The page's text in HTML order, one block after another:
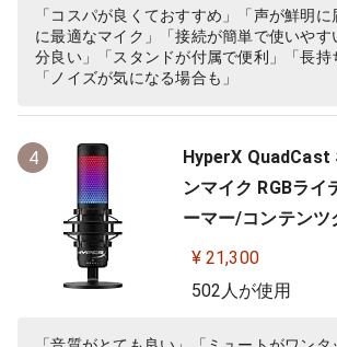
「コスパが良くておすすめ」「声が鮮明
に最適なマイク」「接続が簡単で使いやす
分良い」「スタンドが付属で便利」「長持
「ノイズが気になる場合も」
4
HyperX QuadCast
ンマイク RGBライ
ーマー/コンテンツ
ーマー向け/
証 HMIQ1S-XX-
¥ 21,300
502人が使用